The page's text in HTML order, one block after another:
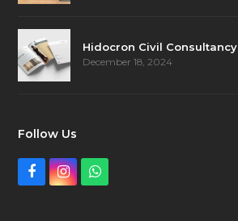
Hidocron Civil Consultancy
December 18, 2024
Follow Us
Facebook
InstagramWhatsapp